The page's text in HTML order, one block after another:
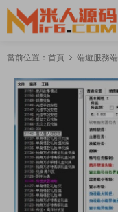
當前位置： 首頁 端遊服務端